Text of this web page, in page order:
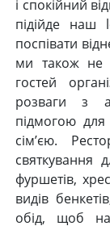
і спокійний
підійде наш
поспівати
ми також не
гостей
розваги з
підмогою для
сім’єю.
святкування
фуршетів,
видів
обід, щоб